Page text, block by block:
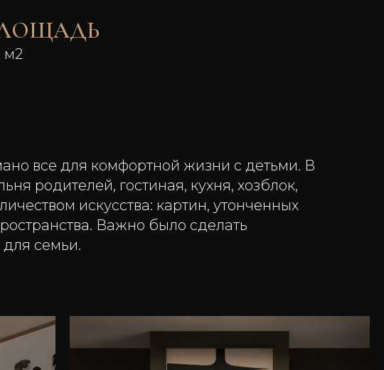
м2
все для комфортной жизни с детьми. В
родителей, гостиная, кухня, хозблок,
искусства: картин, утонченных
Важно было сделать
семьи.